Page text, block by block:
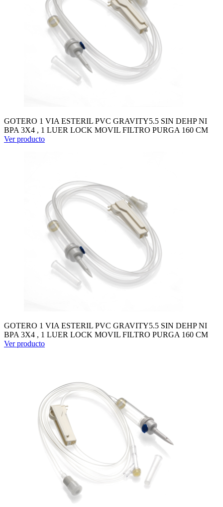
GOTERO 1 VIA ESTERIL PVC GRAVITY5.5 SIN DEHP NI
BPA 3X4 , 1 LUER LOCK MOVIL FILTRO PURGA 160 CM
Ver producto
GOTERO 1 VIA ESTERIL PVC GRAVITY5.5 SIN DEHP NI
BPA 3X4 , 1 LUER LOCK MOVIL FILTRO PURGA 160 CM
Ver producto